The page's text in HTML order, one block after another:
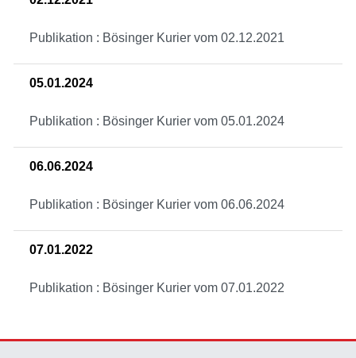
Publikation : Bösinger Kurier vom 02.12.2021
05.01.2024
Publikation : Bösinger Kurier vom 05.01.2024
06.06.2024
Publikation : Bösinger Kurier vom 06.06.2024
07.01.2022
Publikation : Bösinger Kurier vom 07.01.2022